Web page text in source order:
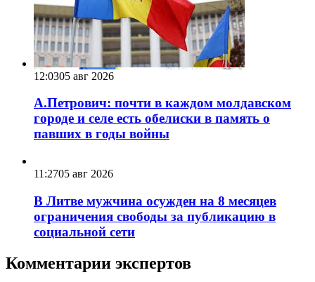
12:0305 авг 2026
А.Петрович: почти в каждом молдавском
городе и селе есть обелиски в память о
павших в годы войны
11:2705 авг 2026
В Литве мужчина осужден на 8 месяцев
ограничения свободы за публикацию в
социальной сети
Комментарии экспертов